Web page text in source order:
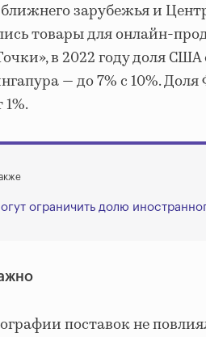
зарубежья и
товары для онлайн-
в 2022 году доля США
— до 7% с 10%.
ограничить долю
поставок не